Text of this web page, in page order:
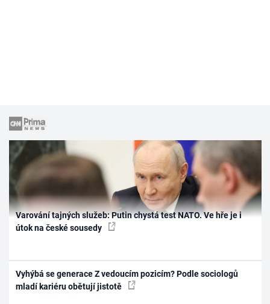
Varování tajných služeb: Putin chystá test NATO. Ve hře je i
útok na české sousedy
Vyhýbá se generace Z vedoucím pozicím? Podle sociologů
mladí kariéru obětují jistotě